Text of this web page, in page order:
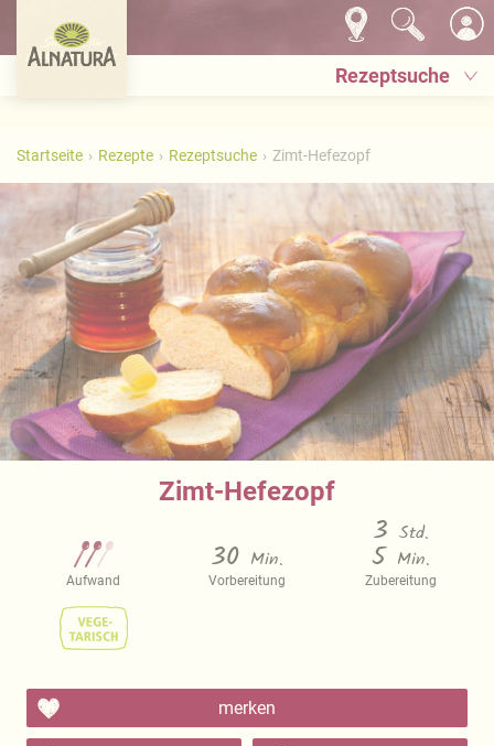
Rezeptsuche
Startseite Rezepte Rezeptsuche Zimt-Hefezopf
Zimt-Hefezopf
Aufwand
30 Min.
Vorbereitung
3 Std.
5 Min.
Zubereitung
merken